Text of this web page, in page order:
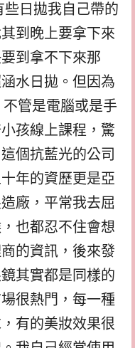
日拋我自己帶的
到晚上要拿下來
到拿不下來那
水日拋。但因為
管是電腦或是手
孩線上課程，驚
個抗藍光的公司
年的資歷更是亞
廠，平常我去屈
也都忍不住會想
的資訊，後來發
其實都是同樣的
很熱門，每一種
有的美妝效果很